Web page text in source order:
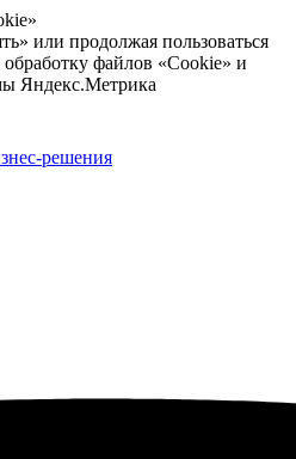
или продолжая пользоваться
файлов «Cookie» и
Яндекс.Метрика
решения